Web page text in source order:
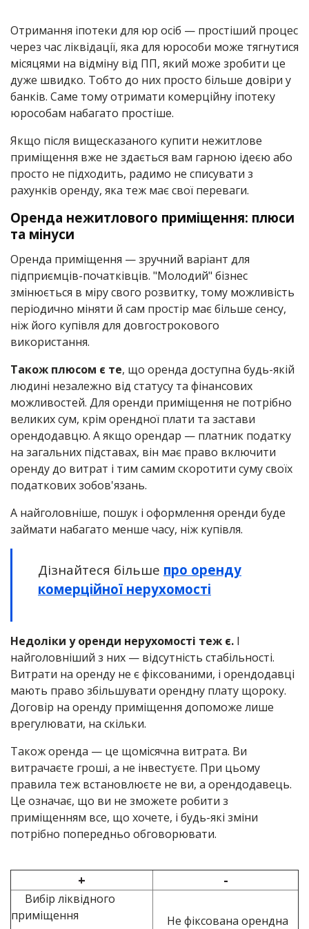
Отримання іпотеки для юр осіб — простіший процес
через час ліквідації, яка для юрособи може тягнутися
місяцями на відміну від ПП, який може зробити це
дуже швидко. Тобто до них просто більше довіри у
банків. Саме тому отримати комерційну іпотеку
юрособам набагато простіше.
Якщо після вищесказаного купити нежитлове
приміщення вже не здається вам гарною ідеєю або
просто не підходить, радимо не списувати з
рахунків оренду, яка теж має свої переваги.
Оренда нежитлового приміщення: плюси
та мінуси
Оренда приміщення — зручний варіант для
підприємців-початківців. "Молодий" бізнес
змінюється в міру свого розвитку, тому можливість
періодично міняти й сам простір має більше сенсу,
ніж його купівля для довгострокового
використання.
Також плюсом є те, що оренда доступна будь-якій
людині незалежно від статусу та фінансових
можливостей. Для оренди приміщення не потрібно
великих сум, крім орендної плати та застави
орендодавцю. А якщо орендар — платник податку
на загальних підставах, він має право включити
оренду до витрат і тим самим скоротити суму своїх
податкових зобов'язань.
А найголовніше, пошук і оформлення оренди буде
займати набагато менше часу, ніж купівля.
Дізнайтеся більше про оренду
комерційної нерухомості
Недоліки у оренди нерухомості теж є. І
найголовніший з них — відсутність стабільності.
Витрати на оренду не є фіксованими, і орендодавці
мають право збільшувати орендну плату щороку.
Договір на оренду приміщення допоможе лише
врегулювати, на скільки.
Також оренда — це щомісячна витрата. Ви
витрачаєте гроші, а не інвестуєте. При цьому
правила теж встановлюєте не ви, а орендодавець.
Це означає, що ви не зможете робити з
приміщенням все, що хочете, і будь-які зміни
потрібно попередньо обговорювати.
+ -
Вибір ліквідного
приміщення
Не фіксована орендна